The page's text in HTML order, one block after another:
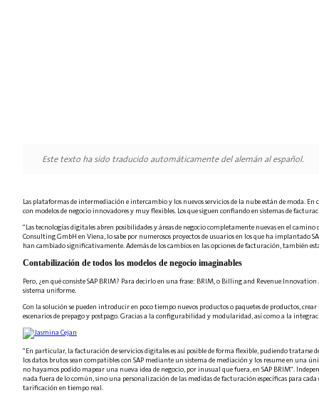
Este texto ha sido traducido automáticamente del alemán al español.
Las plataformas de intermediación e intercambio y los nuevos servicios de la nube están de moda.
con modelos de negocio innovadores y muy flexibles. Los que siguen confiando en sistemas de
"Las tecnologías digitales abren posibilidades y áreas de negocio completamente nuevas en el
Consulting GmbH en Viena, lo sabe por numerosos proyectos de usuarios en los que ha implantado
han cambiado significativamente. Además de los cambios en las opciones de facturación, también
Contabilización de todos los modelos de negocio imaginables
Pero, ¿en qué consiste SAP BRIM? Para decirlo en una frase: BRIM, o Billing and Revenue
sistema uniforme.
Con la solución se pueden introducir en poco tiempo nuevos productos o paquetes de productos,
escenarios de prepago y postpago. Gracias a la configurabilidad y modularidad, así como a la
"En particular, la facturación de servicios digitales es así posible de forma flexible, pudiendo tratarse
los datos brutos sean compatibles con SAP mediante un sistema de mediación y los resume en
no hayamos podido mapear una nueva idea de negocio, por inusual que fuera, en SAP BRIM".
nada fuera de lo común, sino una personalización de las medidas de facturación específicas para
tarificación en tiempo real.